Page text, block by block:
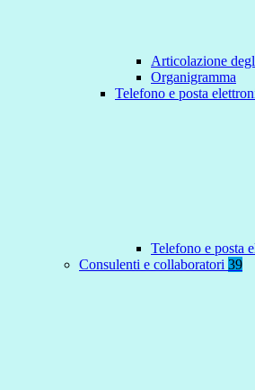
Articolazione
Organigramma
Telefono e posta
Telefono e posta
Consulenti e collaboratori 39